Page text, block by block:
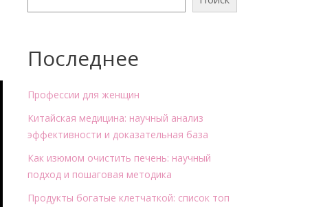
Последнее
Профессии для женщин
Китайская медицина: научный анализ
эффективности и доказательная база
Как изюмом очистить печень: научный
подход и пошаговая методика
Продукты богатые клетчаткой: список топ